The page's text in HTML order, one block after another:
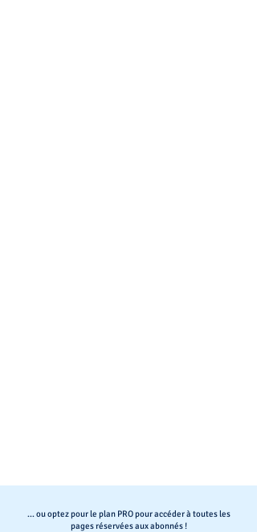
... ou optez pour le plan PRO pour accéder à toutes les
pages réservées aux abonnés !